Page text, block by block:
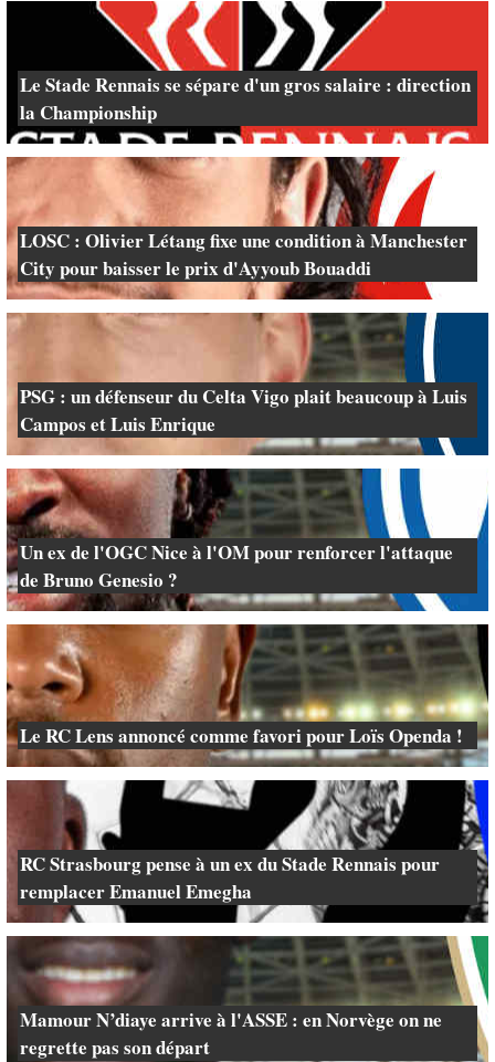
Le Stade Rennais se sépare d'un gros salaire : direction
la Championship
LOSC : Olivier Létang fixe une condition à Manchester
City pour baisser le prix d'Ayyoub Bouaddi
PSG : un défenseur du Celta Vigo plait beaucoup à Luis
Campos et Luis Enrique
Un ex de l'OGC Nice à l'OM pour renforcer l'attaque
de Bruno Genesio ?
Le RC Lens annoncé comme favori pour Loïs Openda !
RC Strasbourg pense à un ex du Stade Rennais pour
remplacer Emanuel Emegha
Mamour N’diaye arrive à l'ASSE : en Norvège on ne
regrette pas son départ